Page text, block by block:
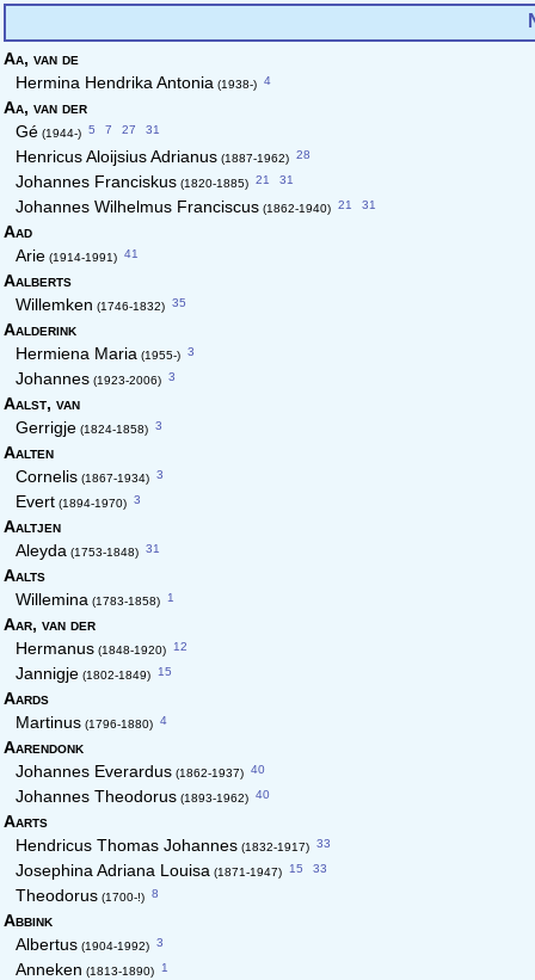
Aa, van de
Hermina Hendrika Antonia (1938-) 4
Aa, van der
Gé (1944-) 5 7 27 31
Henricus Aloijsius Adrianus (1887-1962) 28
Johannes Franciskus (1820-1885) 21 31
Johannes Wilhelmus Franciscus (1862-1940) 21 31
Aad
Arie (1914-1991) 41
Aalberts
Willemken (1746-1832) 35
Aalderink
Hermiena Maria (1955-) 3
Johannes (1923-2006) 3
Aalst, van
Gerrigje (1824-1858) 3
Aalten
Cornelis (1867-1934) 3
Evert (1894-1970) 3
Aaltjen
Aleyda (1753-1848) 31
Aalts
Willemina (1783-1858) 1
Aar, van der
Hermanus (1848-1920) 12
Jannigje (1802-1849) 15
Aards
Martinus (1796-1880) 4
Aarendonk
Johannes Everardus (1862-1937) 40
Johannes Theodorus (1893-1962) 40
Aarts
Hendricus Thomas Johannes (1832-1917) 33
Josephina Adriana Louisa (1871-1947) 15 33
Theodorus (1700-!) 8
Abbink
Albertus (1904-1992) 3
Anneken (1813-1890) 1